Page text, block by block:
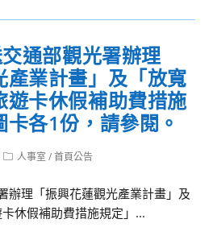
通部觀光署辦理
產業計畫」及「放寬
遊卡休假補助費措施
各1份，請參閱。
Post人事室 / 首頁公告
辦理「振興花蓮觀光產業計畫」及
休假補助費措施規定」...